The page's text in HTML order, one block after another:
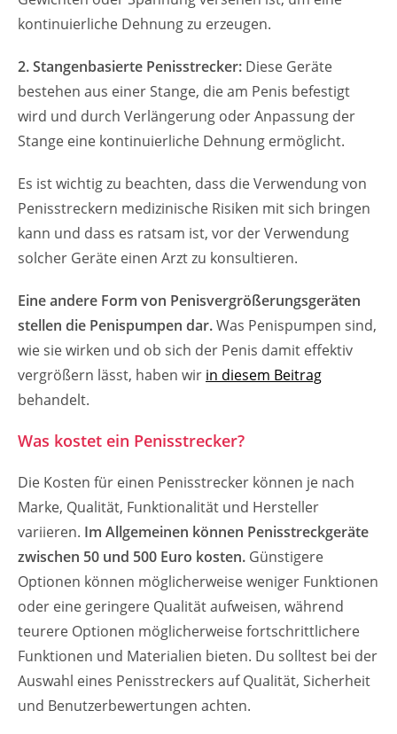
kontinuierliche Dehnung zu erzeugen.
2. Stangenbasierte Penisstrecker: Diese Geräte
bestehen aus einer Stange, die am Penis befestigt
wird und durch Verlängerung oder Anpassung der
Stange eine kontinuierliche Dehnung ermöglicht.
Es ist wichtig zu beachten, dass die Verwendung von
Penisstreckern medizinische Risiken mit sich bringen
kann und dass es ratsam ist, vor der Verwendung
solcher Geräte einen Arzt zu konsultieren.
Eine andere Form von Penisvergrößerungsgeräten
stellen die Penispumpen dar.Was Penispumpen sind,
wie sie wirken und ob sich der Penis damit effektiv
vergrößern lässt, haben wir in diesem Beitrag
behandelt.
Was kostet ein Penisstrecker?
Die Kosten für einen Penisstrecker können je nach
Marke, Qualität, Funktionalität und Hersteller
variieren. Im Allgemeinen können Penisstreckgeräte
zwischen 50 und 500 Euro kosten. Günstigere
Optionen können möglicherweise weniger Funktionen
oder eine geringere Qualität aufweisen, während
teurere Optionen möglicherweise fortschrittlichere
Funktionen und Materialien bieten. Du solltest bei der
Auswahl eines Penisstreckers auf Qualität, Sicherheit
und Benutzerbewertungen achten.